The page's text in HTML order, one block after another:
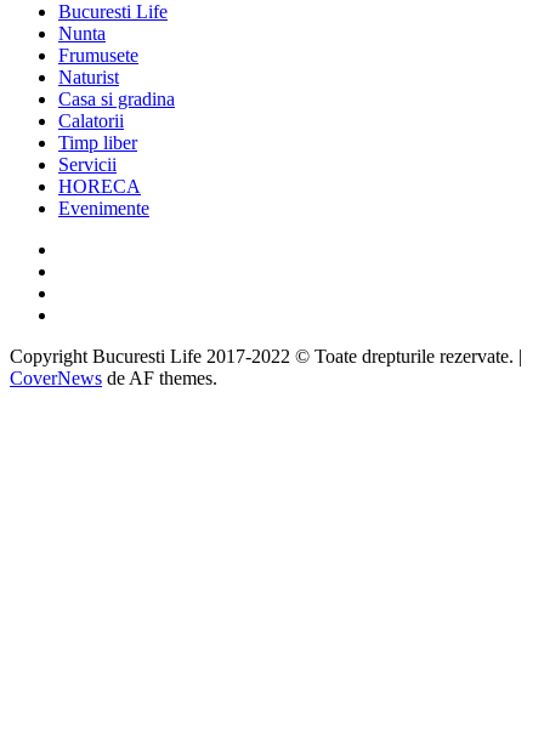
Bucuresti Life
Nunta
Frumusete
Naturist
Casa si gradina
Calatorii
Timp liber
Servicii
HORECA
Evenimente
Copyright Bucuresti Life 2017-2022 © Toate drepturile rezervate. |
CoverNews de AF themes.